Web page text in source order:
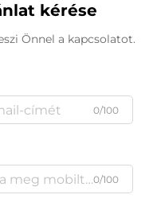
kérése
Önnel a kapcsolatot.
0/100
0/100